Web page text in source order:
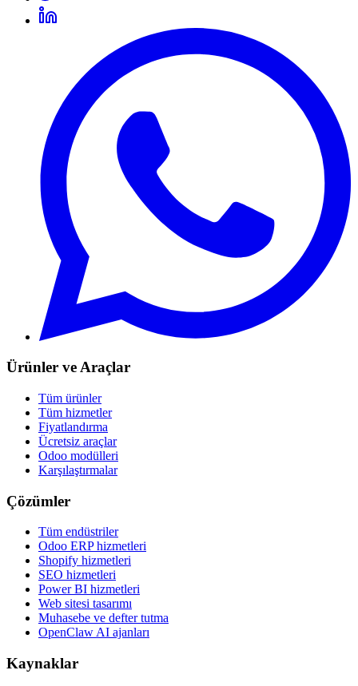
Ürünler ve Araçlar
Tüm ürünler
Tüm hizmetler
Fiyatlandırma
Ücretsiz araçlar
Odoo modülleri
Karşılaştırmalar
Çözümler
Tüm endüstriler
Odoo ERP hizmetleri
Shopify hizmetleri
SEO hizmetleri
Power BI hizmetleri
Web sitesi tasarımı
Muhasebe ve defter tutma
OpenClaw AI ajanları
Kaynaklar